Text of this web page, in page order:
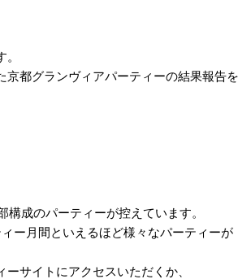
京都グランヴィアパーティーの結果報告を
構成のパーティーが控えています。
ー月間といえるほど様々なパーティーが
ーサイトにアクセスいただくか、